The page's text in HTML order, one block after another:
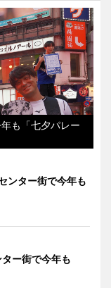
も「七夕パレー
ンター街で今年も
ー街で今年も